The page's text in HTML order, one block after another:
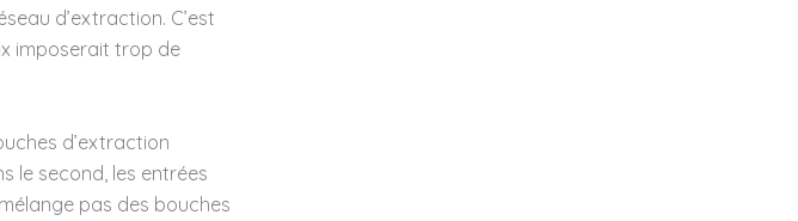
d’extraction. C’est
imposerait trop de
d’extraction
le second, les entrées
pas des bouches